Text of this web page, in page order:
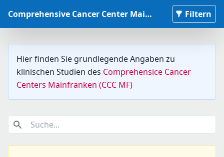
Comprehensive Cancer Center Mainfranken Studiendatenbank Filtern
Hier finden Sie grundlegende Angaben zu
klinischen Studien des Comprehensice Cancer
Centers Mainfranken (CCC MF)
Suche...